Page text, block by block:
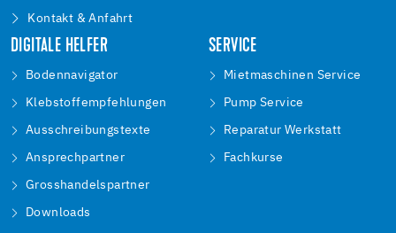
Kontakt & Anfahrt
DIGITALE HELFER
Bodennavigator
Klebstoffempfehlungen
Ausschreibungstexte
Ansprechpartner
Grosshandelspartner
Downloads
SERVICE
Mietmaschinen Service
Pump Service
Reparatur Werkstatt
Fachkurse